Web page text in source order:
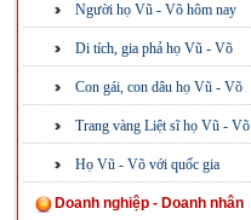
Người họ Vũ - Võ hôm nay
Di tích, gia phả họ Vũ - Võ
Con gái, con dâu họ Vũ - Võ
Trang vàng Liệt sĩ họ Vũ - Võ
Họ Vũ - Võ với quốc gia
Doanh nghiệp - Doanh nhân